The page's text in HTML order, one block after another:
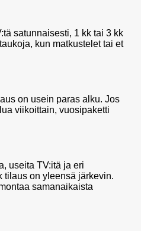
satunnaisesti, 1 kk tai 3 kk
kun matkustelet tai et
on usein paras alku. Jos
viikoittain, vuosipaketti
useita TV:itä ja eri
tilaus on yleensä järkevin.
samanaikaista